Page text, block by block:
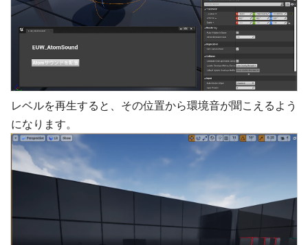
レベルを再生すると、その位置から環境音が聞こえるよう
になります。